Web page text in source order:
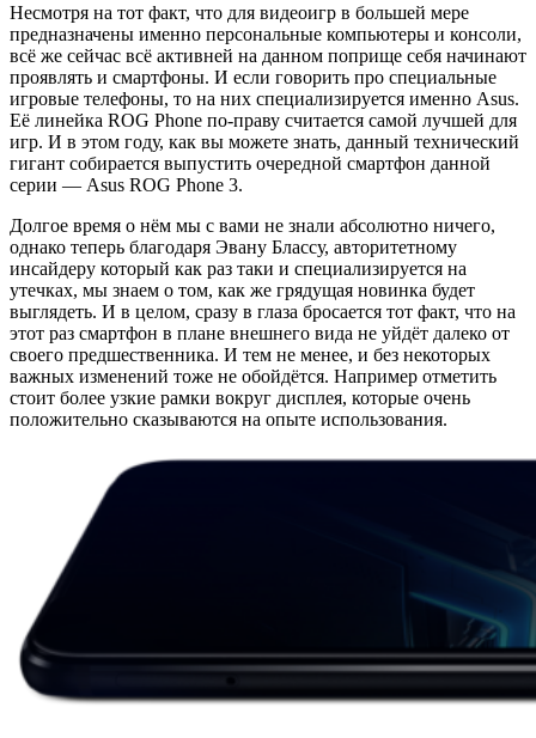
Несмотря на тот факт, что для видеоигр в большей мере
предназначены именно персональные компьютеры и консоли,
всё же сейчас всё активней на данном поприще себя начинают
проявлять и смартфоны. И если говорить про специальные
игровые телефоны, то на них специализируется именно Asus.
Её линейка ROG Phone по-праву считается самой лучшей для
игр. И в этом году, как вы можете знать, данный технический
гигант собирается выпустить очередной смартфон данной
серии — Asus ROG Phone 3.
Долгое время о нём мы с вами не знали абсолютно ничего,
однако теперь благодаря Эвану Блассу, авторитетному
инсайдеру который как раз таки и специализируется на
утечках, мы знаем о том, как же грядущая новинка будет
выглядеть. И в целом, сразу в глаза бросается тот факт, что на
этот раз смартфон в плане внешнего вида не уйдёт далеко от
своего предшественника. И тем не менее, и без некоторых
важных изменений тоже не обойдётся. Например отметить
стоит более узкие рамки вокруг дисплея, которые очень
положительно сказываются на опыте использования.